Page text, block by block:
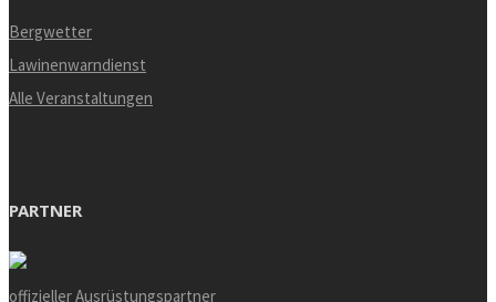
Bergwetter
Lawinenwarndienst
Alle Veranstaltungen
PARTNER
offizieller Ausrüstungspartner